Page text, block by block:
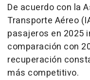
De acuerdo con la
Transporte Aéreo
pasajeros en 2025
comparación con
recuperación
más competitivo.